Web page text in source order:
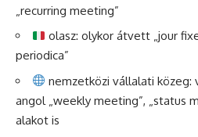
„recurring meeting”
olasz: olykor átvett „jour
periodica”
nemzetközi vállalati közeg:
angol „weekly meeting”, „status
alakot is